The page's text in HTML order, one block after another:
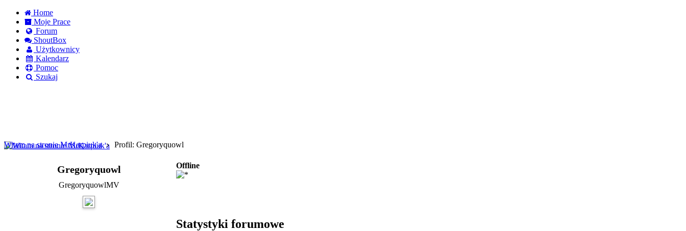
Home
Moje Prace
Forum
ShoutBox
Użytkownicy
Kalendarz
Pomoc
Szukaj
Witam na stronie MrKarpiuk'a
Profil: Gregoryquowl
Gregoryquowl
GregoryquowlMV
Offline
Statystyki forumowe